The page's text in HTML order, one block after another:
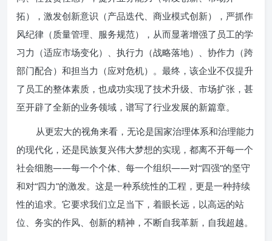
拓），激发创新意识（产品迭代、商业模式创新），严抓作
风纪律（质量管理、服务规范），从而显著增强了员工的学
习力（适应市场变化）、执行力（战略落地）、协作力（跨
部门配合）和担当力（应对危机）。最终，该企业不仅提升
了员工的整体素质，也成功实现了技术升级、市场扩张，甚
至开辟了全新的业务领域，谱写了行业发展的新篇章。
从更宏大的视角来看，无论是国家治理体系和治理能力
的现代化，还是民族复兴伟大梦想的实现，都离不开每一个
社会细胞——每一个个体、每一个组织——对“四强”的坚守
和对“四力”的激发。这是一种系统性的工程，更是一种持续
性的追求。它要求我们立足当下，着眼长远，以高远的站
位、务实的作风、创新的精神，不断自我革新，自我超越。